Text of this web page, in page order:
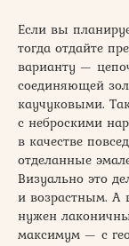
Если вы
тогда отдайте
варианту —
соединяющей
каучуковыми.
с неброскими
в качестве
отделанные
Визуально это
и возрастным. А
нужен
максимум — с